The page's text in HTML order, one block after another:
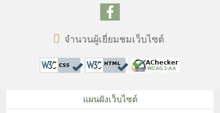
จำนวนผู้เยี่ยมชมเว็บไซต์
แผนผังเว็บไซต์